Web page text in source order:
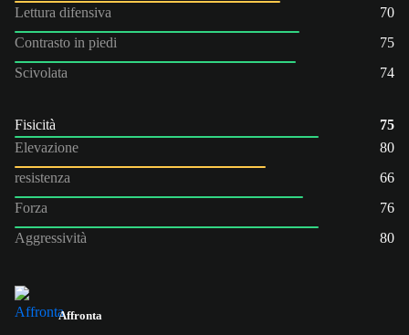
Lettura difensiva
70
Contrasto in piedi
75
Scivolata
74
Fisicità
75
Elevazione
80
resistenza
66
Forza
76
Aggressività
80
Affronta